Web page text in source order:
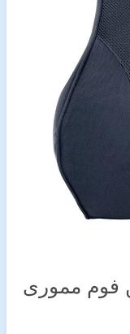
فوم مموری